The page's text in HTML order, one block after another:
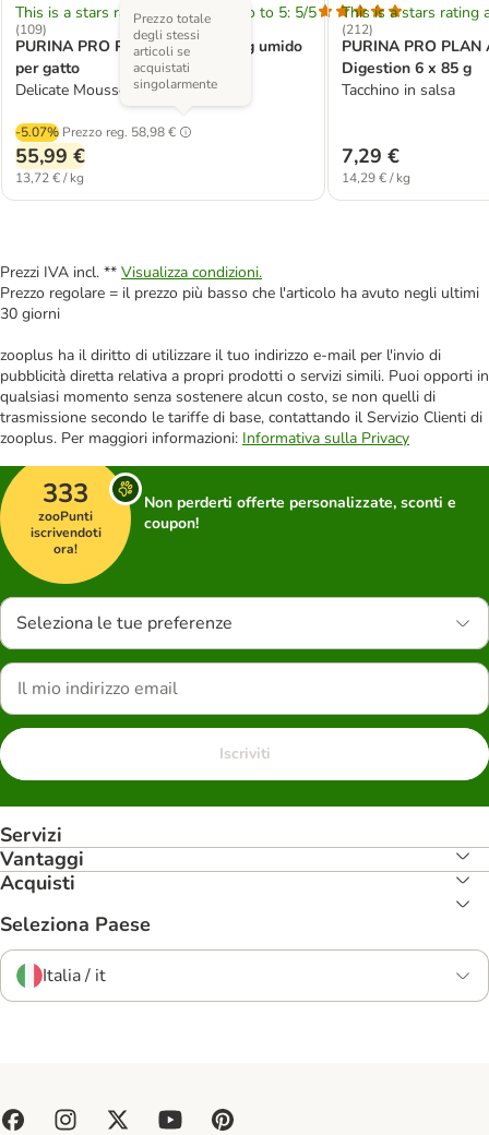
This is a stars rating area from zero to 5: 5/5
(109)
PURINA PRO PLAN Cat 48 x 85 g umido
per gatto
Delicate Mousse Tacchino
-5.07% Prezzo reg. 58,98 €
Prezzo totale
degli stessi
articoli se
acquistati
singolarmente
55,99 €
13,72 € / kg
This is a stars rating
(212)
PURINA PRO
Digestion 6 x 85 g
Tacchino in salsa
7,29 €
14,29 € / kg
Prezzi IVA incl. ** Visualizza condizioni.
Prezzo regolare = il prezzo più basso che l'articolo ha avuto negli ultimi
30 giorni
zooplus ha il diritto di utilizzare il tuo indirizzo e-mail per l'invio di
pubblicità diretta relativa a propri prodotti o servizi simili. Puoi opporti in
qualsiasi momento senza sostenere alcun costo, se non quelli di
trasmissione secondo le tariffe di base, contattando il Servizio Clienti di
zooplus. Per maggiori informazioni: Informativa sulla Privacy
333
zooPunti
iscrivendoti
ora!
Non perderti offerte personalizzate, sconti e
coupon!
Seleziona le tue preferenze
Iscriviti
Servizi
Vantaggi
Acquisti
Seleziona Paese
Italia / it